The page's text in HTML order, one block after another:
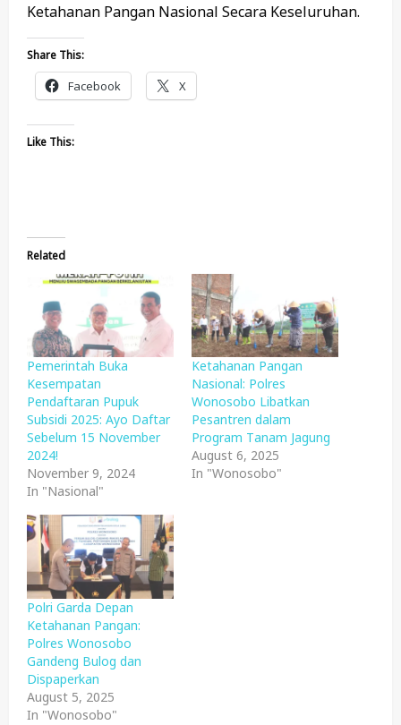
Ketahanan Pangan Nasional Secara Keseluruhan.
Share This:
Facebook X
Like This:
Related
Pemerintah Buka
Kesempatan
Pendaftaran Pupuk
Subsidi 2025: Ayo Daftar
Sebelum 15 November
2024!
November 9, 2024
In "Nasional"
Ketahanan Pangan
Nasional: Polres
Wonosobo Libatkan
Pesantren dalam
Program Tanam Jagung
August 6, 2025
In "Wonosobo"
Polri Garda Depan
Ketahanan Pangan:
Polres Wonosobo
Gandeng Bulog dan
Dispaperkan
August 5, 2025
In "Wonosobo"